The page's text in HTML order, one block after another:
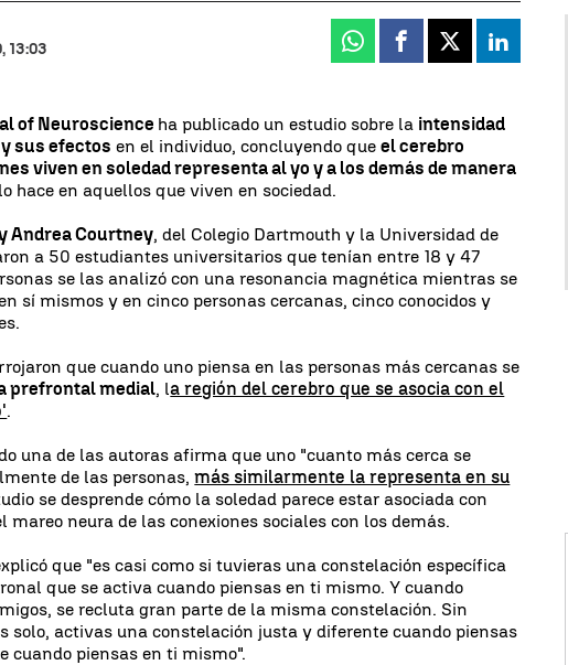
13:03 Whatsapp
Facebook
X Linkedin
of Neuroscience ha publicado un estudio sobre la intensidad
sus efectos en el individuo, concluyendo queel cerebro
viven en soledad representa al yo y a los demás de manera
hace en aquellos que viven en sociedad.
Andrea Courtney, del Colegio Dartmouth y la Universidad de
a 50 estudiantes universitarios que tenían entre 18 y 47
se las analizó con una resonancia magnética mientras se
sí mismos y en cinco personas cercanas, cinco conocidos y
que cuando uno piensa en las personas más cercanas se
prefrontal medial, la región del cerebro que se asocia con el
.
una de las autoras afirma que uno "cuanto más cerca se
de las personas,más similarmente la representa en su
se desprende cómo la soledad parece estar asociada con
mareo neura de las conexiones sociales con los demás.
que "es casi como si tuvieras una constelación específica
que se activa cuando piensas en ti mismo. Y cuando
se recluta gran parte de la misma constelación. Sin
solo, activas una constelación justa y diferente cuando piensas
cuando piensas en ti mismo".